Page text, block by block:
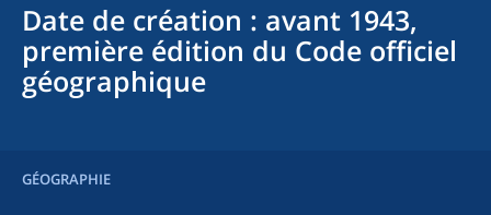
Date de création : avant 1943,
première édition du Code officiel
géographique
GÉOGRAPHIE